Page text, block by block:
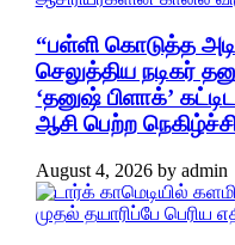
“பள்ளி கொடுத்த
செலுத்திய நடிகர்
‘தனுஷ் பிளாக்’
ஆசி பெற்ற
August 4, 2026by admin